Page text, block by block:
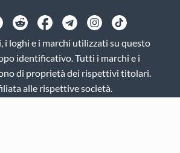
i loghi e i marchi utilizzati su questo
identificativo. Tutti i marchi e i
di proprietà dei rispettivi titolari.
alle rispettive società.